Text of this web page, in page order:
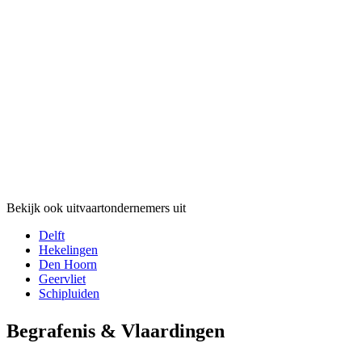
Bekijk ook uitvaartondernemers uit
Delft
Hekelingen
Den Hoorn
Geervliet
Schipluiden
Begrafenis & Vlaardingen